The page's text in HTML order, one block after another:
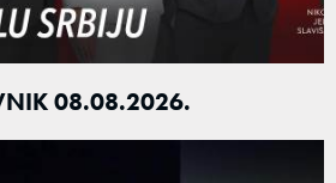
08.08.2026.